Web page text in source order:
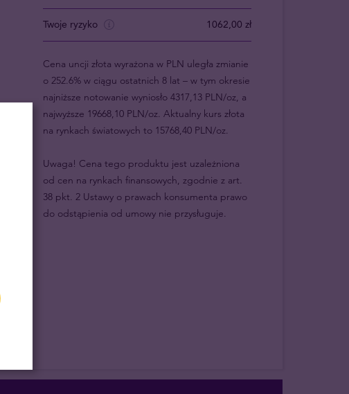
Twoje ryzyko 1062,00 zł
Cena uncji złota wyrażona w PLN uległa zmianie
o 252.6% w ciągu ostatnich 8 lat – w tym okresie
najniższe notowanie wyniosło 4317,13 PLN/oz, a
najwyższe 19668,10 PLN/oz. Aktualny kurs złota
na rynkach światowych to 15768,40 PLN/oz.
Uwaga! Cena tego produktu jest uzależniona
od cen na rynkach finansowych, zgodnie z art.
38 pkt. 2 Ustawy o prawach konsumenta prawo
do odstąpienia od umowy nie przysługuje.